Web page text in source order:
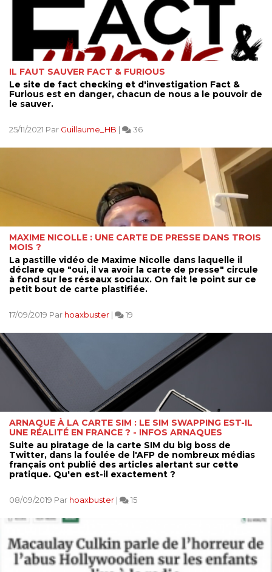
IL FAUT SAUVER FACT & FURIOUS
Le site de fact checking et d'investigation Fact &
Furious est en danger, chacun de nous a le pouvoir de
le sauver.
25/11/2021 Par Guillaume_HB | 36
MAXIME NICOLLE : UNE CARTE DE PRESSE DANS TROIS
MOIS ?
La pastille vidéo de Maxime Nicolle dans laquelle il
déclare que "oui, il va avoir la carte de presse" circule
à fond sur les réseaux sociaux. On fait le point sur ce
petit bout de carte plastifiée.
17/09/2019 Par hoaxbuster | 19
ARNAQUE À LA CARTE SIM : LE SIM SWAPPING EST-IL
UNE RÉALITÉ EN FRANCE ? - INFOS ARNAQUES
Suite au piratage de la carte SIM du big boss de
Twitter, dans la foulée de l'AFP de nombreux médias
français ont publié des articles alertant sur cette
pratique. Qu'en est-il exactement ?
08/09/2019 Par hoaxbuster | 15